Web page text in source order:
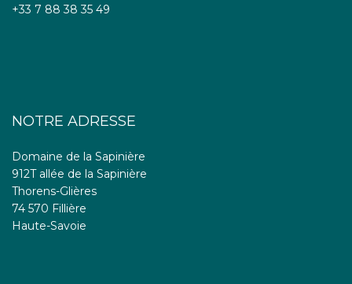
+33 7 88 38 35 49
NOTRE ADRESSE
Domaine de la Sapinière
912T allée de la Sapinière
Thorens-Glières
74 570 Fillière
Haute-Savoie